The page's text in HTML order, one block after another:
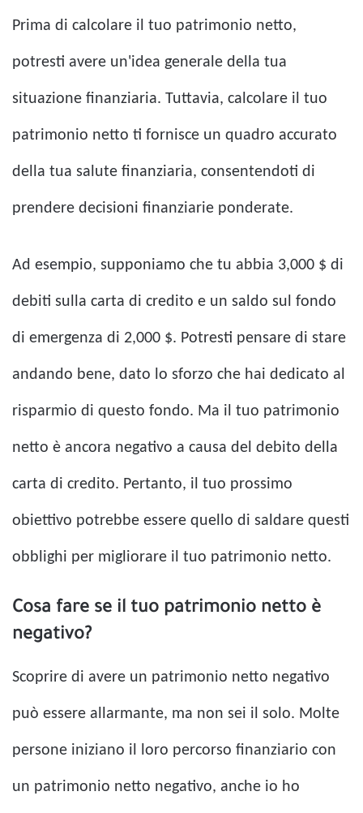
Prima di calcolare il tuo patrimonio netto,
potresti avere un'idea generale della tua
situazione finanziaria. Tuttavia, calcolare il tuo
patrimonio netto ti fornisce un quadro accurato
della tua salute finanziaria, consentendoti di
prendere decisioni finanziarie ponderate.
Ad esempio, supponiamo che tu abbia 3,000 $ di
debiti sulla carta di credito e un saldo sul fondo
di emergenza di 2,000 $. Potresti pensare di stare
andando bene, dato lo sforzo che hai dedicato al
risparmio di questo fondo. Ma il tuo patrimonio
netto è ancora negativo a causa del debito della
carta di credito. Pertanto, il tuo prossimo
obiettivo potrebbe essere quello di saldare questi
obblighi per migliorare il tuo patrimonio netto.
Cosa fare se il tuo patrimonio netto è
negativo?
Scoprire di avere un patrimonio netto negativo
può essere allarmante, ma non sei il solo. Molte
persone iniziano il loro percorso finanziario con
un patrimonio netto negativo, anche io ho